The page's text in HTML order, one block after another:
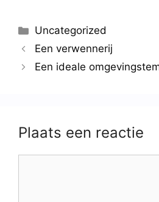
Uncategorized
Een verwennerij
Een ideale
Plaats een reactie